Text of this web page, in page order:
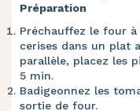
Préparation
Préchauffez le four
cerises dans un plat
parallèle, placez les
5 min.
Badigeonnez les
sortie de four.